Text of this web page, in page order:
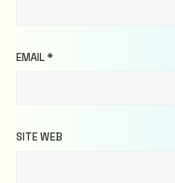
EMAIL*
SITE WEB